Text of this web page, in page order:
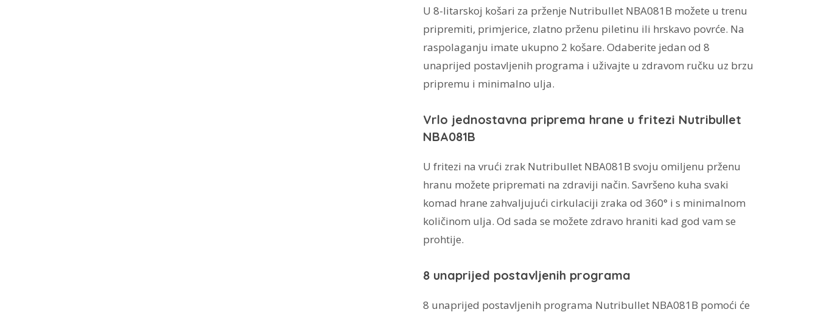
U 8-litarskoj košari za prženje Nutribullet NBA081B možete u trenu
pripremiti, primjerice, zlatno prženu piletinu ili hrskavo povrće. Na
raspolaganju imate ukupno 2 košare. Odaberite jedan od 8
unaprijed postavljenih programa i uživajte u zdravom ručku uz brzu
pripremu i minimalno ulja.
Vrlo jednostavna priprema hrane u fritezi Nutribullet
NBA081B
U fritezi na vrući zrak Nutribullet NBA081B svoju omiljenu prženu
hranu možete pripremati na zdraviji način. Savršeno kuha svaki
komad hrane zahvaljujući cirkulaciji zraka od 360° i s minimalnom
količinom ulja. Od sada se možete zdravo hraniti kad god vam se
prohtije.
8 unaprijed postavljenih programa
8 unaprijed postavljenih programa Nutribullet NBA081B pomoći će